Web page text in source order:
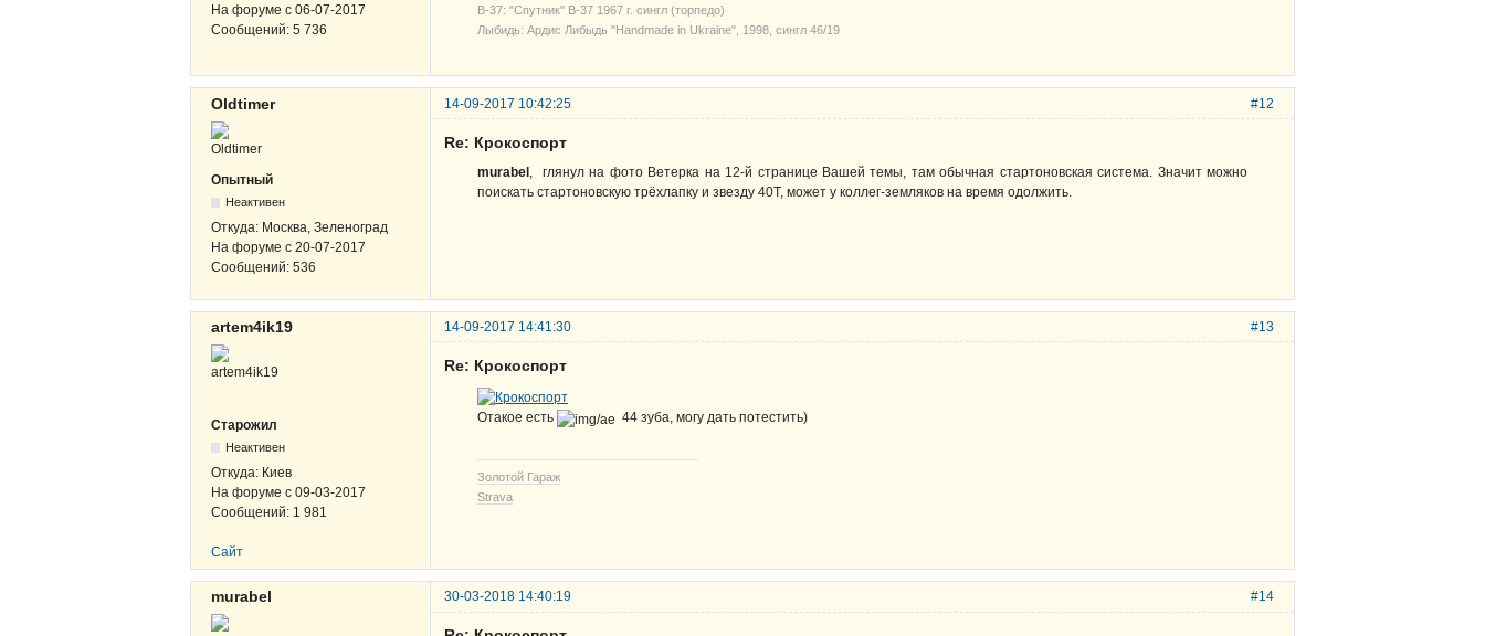
На форуме с 06-07-2017
Сообщений: 5 736
В-37: "Спутник" В-37 1967 г. сингл (торпедо)
Лыбидь: Ардис Либыдь "Handmade in Ukraine", 1998, сингл 46/19
#12
Oldtimer 14-09-2017 10:42:25
Опытный
Неактивен
Откуда: Москва, Зеленоград
На форуме с 20-07-2017
Сообщений: 536
Re: Крокоспорт
murabel, глянул на фото Ветерка на 12-й странице Вашей темы, там обычная стартоновская система. Значит можно
поискать стартоновскую трёхлапку и звезду 40Т, может у коллег-земляков на время одолжить.
#13
artem4ik19 14-09-2017 14:41:30
Старожил
Неактивен
Откуда: Киев
На форуме с 09-03-2017
Сообщений: 1 981
Re: Крокоспорт
Отакое есть 44 зуба, могу дать потестить)
Золотой Гараж
Strava
Сайт
#14
murabel 30-03-2018 14:40:19